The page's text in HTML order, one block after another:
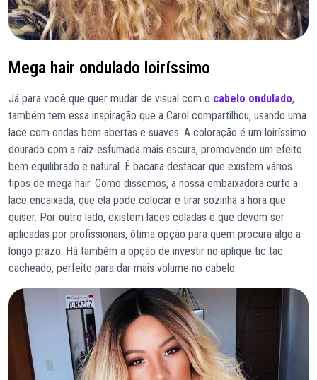
Mega hair ondulado loiríssimo
Já para você que quer mudar de visual com o cabelo ondulado,
também tem essa inspiração que a Carol compartilhou, usando uma
lace com ondas bem abertas e suaves. A coloração é um loiríssimo
dourado com a raiz esfumada mais escura, promovendo um efeito
bem equilibrado e natural. É bacana destacar que existem vários
tipos de mega hair. Como dissemos, a nossa embaixadora curte a
lace encaixada, que ela pode colocar e tirar sozinha a hora que
quiser. Por outro lado, existem laces coladas e que devem ser
aplicadas por profissionais, ótima opção para quem procura algo a
longo prazo. Há também a opção de investir no aplique tic tac
cacheado, perfeito para dar mais volume no cabelo.